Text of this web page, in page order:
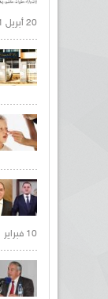
20 أبريل 2021 |
10 فبراير 2021 |